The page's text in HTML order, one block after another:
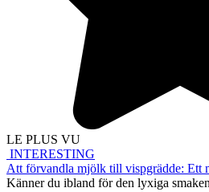
LE PLUS VU
INTERESTING
Att förvandla mjölk till vispgrädde: Ett
Känner du ibland för den lyxiga